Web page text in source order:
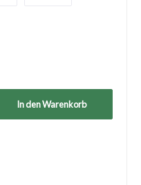
In den Warenkorb